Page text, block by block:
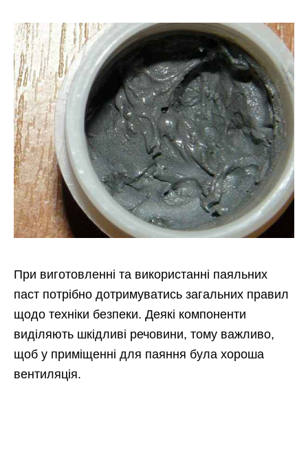
При виготовленні та використанні паяльних
паст потрібно дотримуватись загальних правил
щодо техніки безпеки. Деякі компоненти
виділяють шкідливі речовини, тому важливо,
щоб у приміщенні для паяння була хороша
вентиляція.